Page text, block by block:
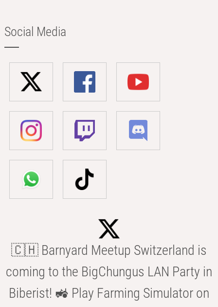
Social Media
🇨🇭 Barnyard Meetup Switzerland is
coming to the BigChungus LAN Party in
Biberist! 🚜 Play Farming Simulator on